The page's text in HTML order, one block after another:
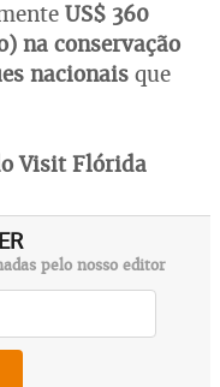
US$ 360
na conservação
nacionais que
Visit Flórida
pelo nosso editor